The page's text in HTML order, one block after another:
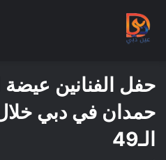
حفل الفنانين
حمدان في دبي خلال
الـ49